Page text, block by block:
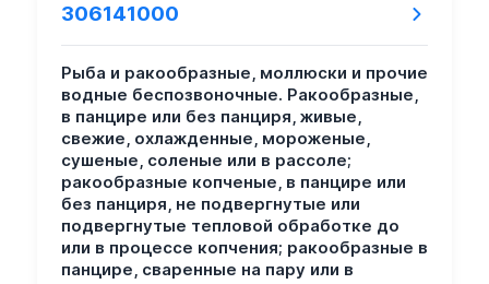
306141000
Рыба и ракообразные, моллюски и прочие
водные беспозвоночные. Ракообразные,
в панцире или без панциря, живые,
свежие, охлажденные, мороженые,
сушеные, соленые или в рассоле;
ракообразные копченые, в панцире или
без панциря, не подвергнутые или
подвергнутые тепловой обработке до
или в процессе копчения; ракообразные в
панцире, сваренные на пару или в